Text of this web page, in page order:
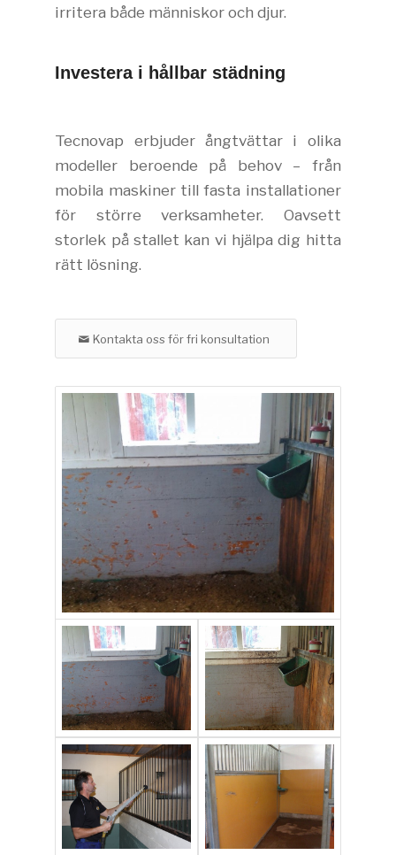
irritera både människor och djur.
Investera i hållbar städning
Tecnovap erbjuder ångtvättar i olika
modeller beroende på behov – från
mobila maskiner till fasta installationer
för större verksamheter. Oavsett
storlek på stallet kan vi hjälpa dig hitta
rätt lösning.
Kontakta oss för fri konsultation